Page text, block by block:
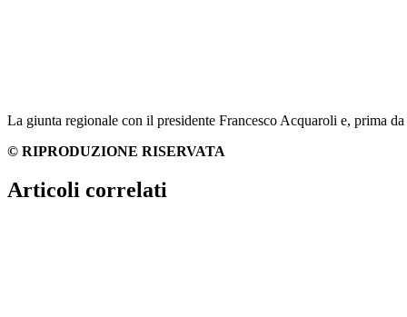
La giunta regionale con il presidente Francesco Acquaroli e, prima
© RIPRODUZIONE RISERVATA
Articoli correlati